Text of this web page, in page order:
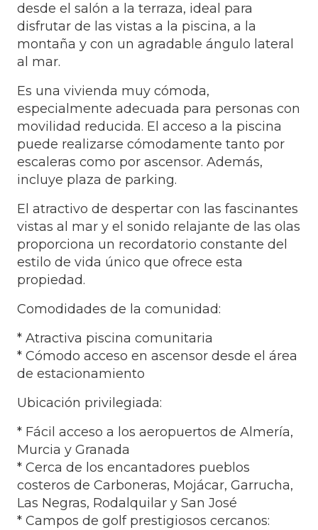
desde el salón a la terraza, ideal para
disfrutar de las vistas a la piscina, a la
montaña y con un agradable ángulo lateral
al mar.
Es una vivienda muy cómoda,
especialmente adecuada para personas con
movilidad reducida. El acceso a la piscina
puede realizarse cómodamente tanto por
escaleras como por ascensor. Además,
incluye plaza de parking.
El atractivo de despertar con las fascinantes
vistas al mar y el sonido relajante de las olas
proporciona un recordatorio constante del
estilo de vida único que ofrece esta
propiedad.
Comodidades de la comunidad:
* Atractiva piscina comunitaria
* Cómodo acceso en ascensor desde el área
de estacionamiento
Ubicación privilegiada:
* Fácil acceso a los aeropuertos de Almería,
Murcia y Granada
* Cerca de los encantadores pueblos
costeros de Carboneras, Mojácar, Garrucha,
Las Negras, Rodalquilar y San José
* Campos de golf prestigiosos cercanos: